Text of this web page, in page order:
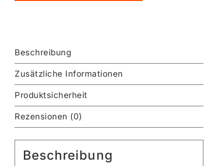
Beschreibung
Zusätzliche Informationen
Produktsicherheit
Rezensionen (0)
Beschreibung